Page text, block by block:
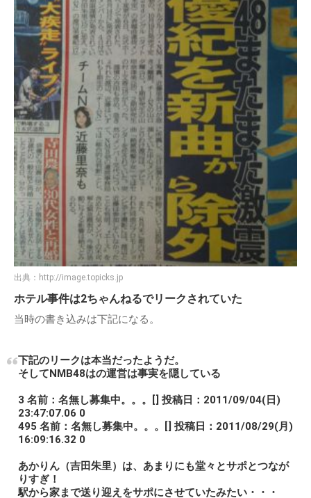
出典： http://image.topicks.jp
ホテル事件は2ちゃんねるでリークされていた
当時の書き込みは下記になる。
下記のリークは本当だったようだ。
そしてNMB48はの運営は事実を隠している
3 名前：名無し募集中。。。[] 投稿日：2011/09/04(日)
23:47:07.06 0
495 名前：名無し募集中。。。[] 投稿日：2011/08/29(月)
16:09:16.32 0
あかりん（吉田朱里）は、あまりにも堂々とサポとつなが
りすぎ！
駅から家まで送り迎えをサポにさせていたみたい・・・